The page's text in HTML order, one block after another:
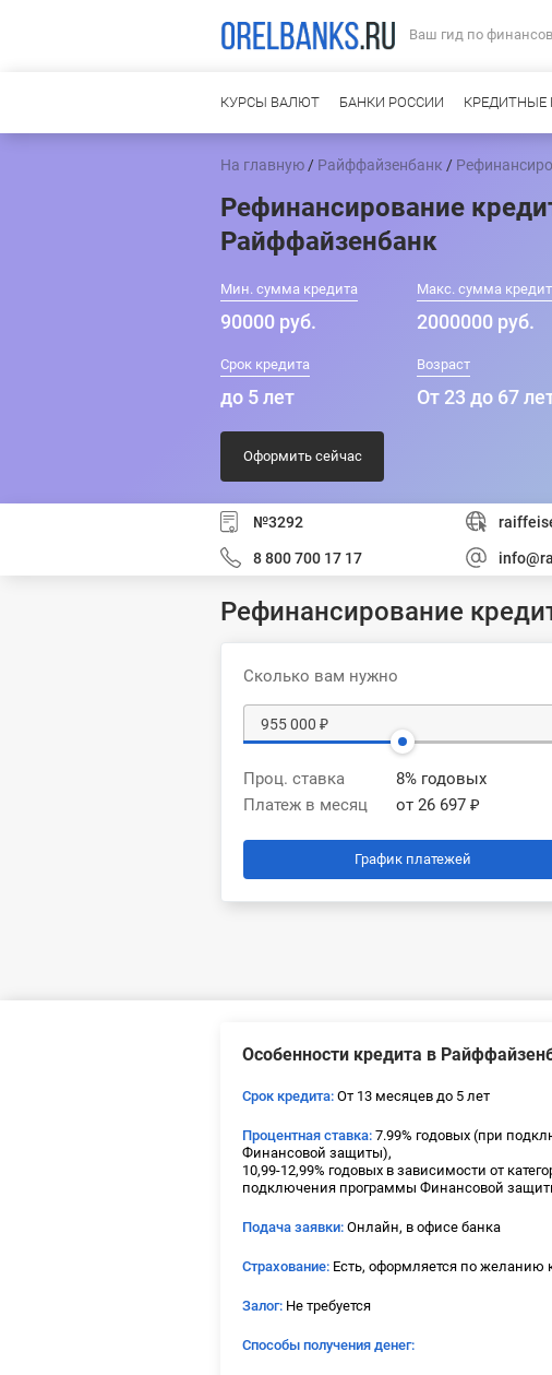
Ваш гид по
КУРСЫ ВАЛЮТ БАНКИ РОССИИ КРЕДИТНЫЕ
На главную / Райффайзенбанк /
Рефинансирование
Райффайзенбанк
Мин. сумма кредита
90000 руб.
Макс. сумма
2000000 руб.
Срок кредита
до 5 лет
Возраст
От 23 до 67
Оформить сейчас
№3292
8 800 700 17 17
Рефинансирование
Сколько вам нужно
Проц. ставка
8% годовых
Платеж в месяц
от 26 697 ₽
График платежей
Особенности кредита в
Срок кредита: От 13 месяцев до 5 лет
Процентная ставка: 7.99% годовых (при
Финансовой защиты),
10,99-12,99% годовых в зависимости от
подключения программы Финансовой
Подача заявки: Онлайн, в офисе банка
Страхование: Есть, оформляется по желанию
Залог: Не требуется
Способы получения денег: